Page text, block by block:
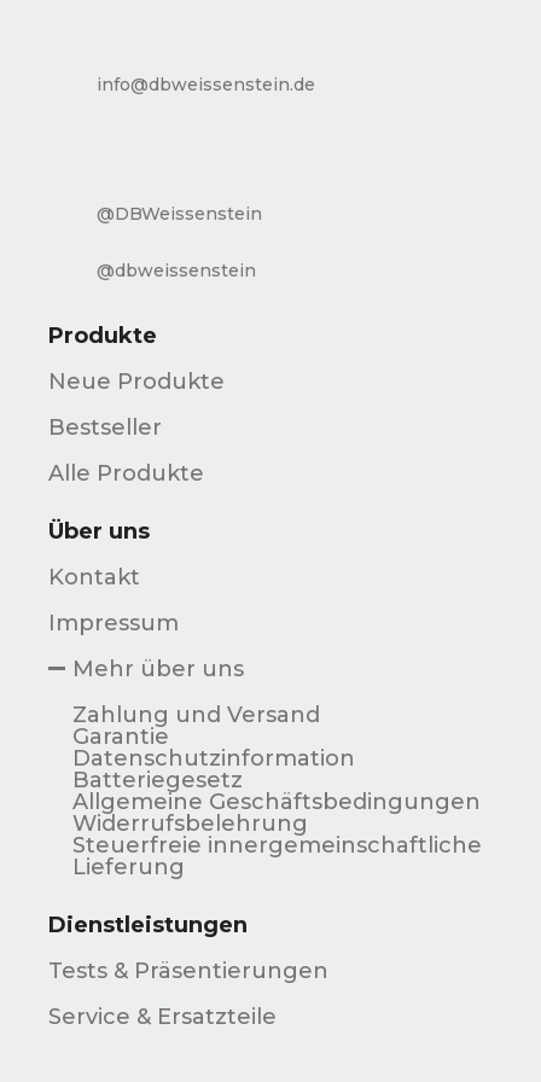
info@dbweissenstein.de
@DBWeissenstein
@dbweissenstein
Produkte
Neue Produkte
Bestseller
Alle Produkte
Über uns
Kontakt
Impressum
Mehr über uns
Zahlung und Versand
Garantie
Datenschutzinformation
Batteriegesetz
Allgemeine Geschäftsbedingungen
Widerrufsbelehrung
Steuerfreie innergemeinschaftliche
Lieferung
Dienstleistungen
Tests & Präsentierungen
Service & Ersatzteile